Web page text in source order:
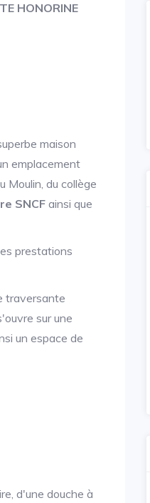
HONORINE
maison
emplacement
Moulin, du collège
SNCF ainsi que
prestations
traversante
sur une
un espace de
d'une douche à